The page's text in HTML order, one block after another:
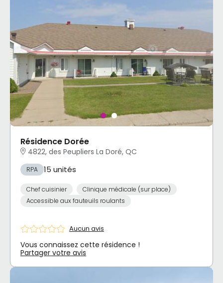
Résidence Dorée
4822, des Peupliers La Doré, QC
RPA 15 unités
Chef cuisinier
Clinique médicale (sur place)
Accessible aux fauteuils roulants
Aucun avis
Vous connaissez cette résidence !
Partager votre avis